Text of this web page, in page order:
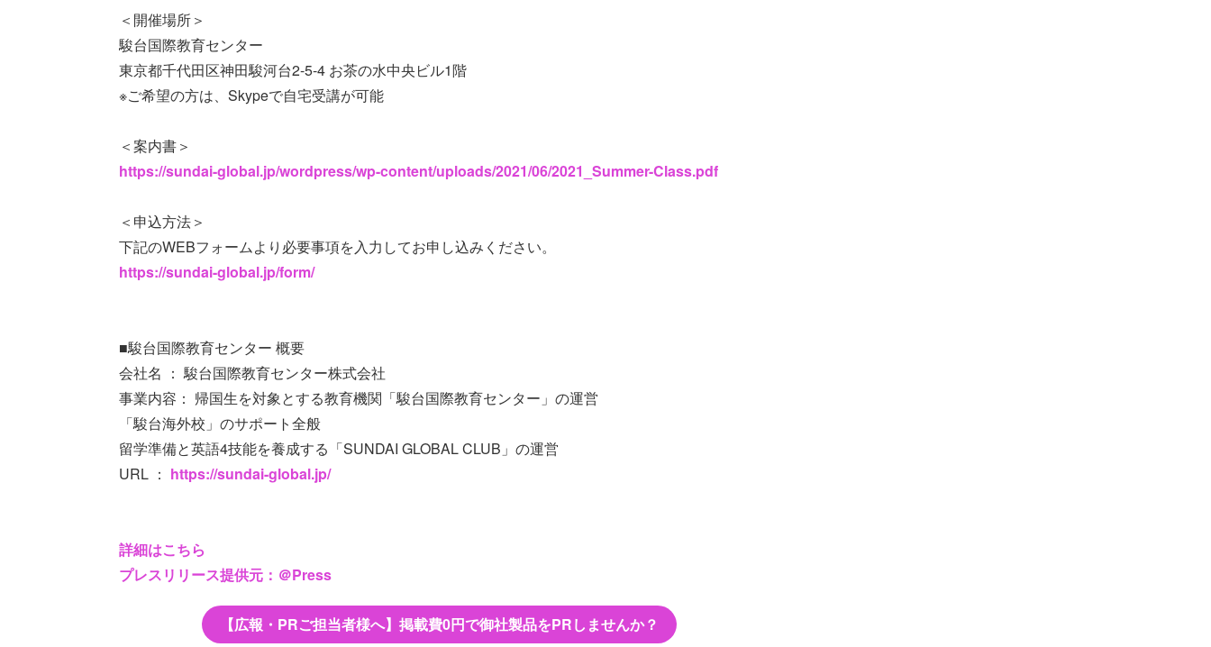
＜開催場所＞
駿台国際教育センター
東京都千代田区神田駿河台2-5-4 お茶の水中央ビル1階
※ご希望の方は、Skypeで自宅受講が可能
＜案内書＞
https://sundai-global.jp/wordpress/wp-content/uploads/2021/06/2021_Summer-Class.pdf
＜申込方法＞
下記のWEBフォームより必要事項を入力してお申し込みください。
https://sundai-global.jp/form/
■駿台国際教育センター 概要
会社名 ： 駿台国際教育センター株式会社
事業内容： 帰国生を対象とする教育機関「駿台国際教育センター」の運営
「駿台海外校」のサポート全般
留学準備と英語4技能を養成する「SUNDAI GLOBAL CLUB」の運営
URL ： https://sundai-global.jp/
詳細はこちら
プレスリリース提供元：＠Press
【広報・PRご担当者様へ】掲載費0円で御社製品をPRしませんか？